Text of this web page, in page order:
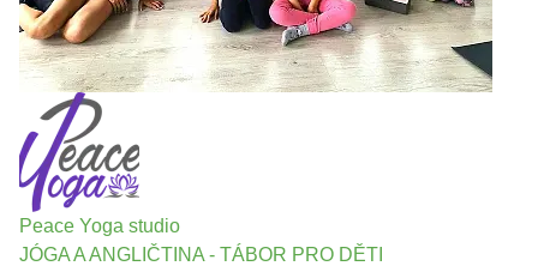
Peace Yoga studio
JÓGA A ANGLIČTINA - TÁBOR PRO DĚTI